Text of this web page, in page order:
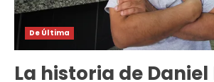
De Última
La historia de